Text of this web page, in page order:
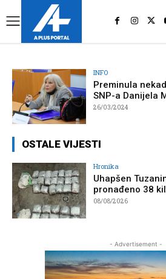
INFO
Preminula
SNP-a Danijela
26/03/2024
OSTALE VIJESTI
Hronika
Uhapšen
pronađeno 38
08/08/2026
- Advertisement -